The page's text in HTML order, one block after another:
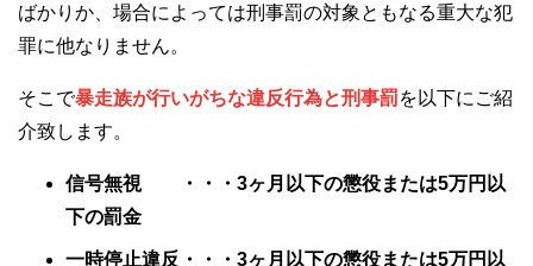
ばかりか、場合によっては刑事罰の対象ともなる重大な犯
罪に他なりません。
そこで暴走族が行いがちな違反行為と刑事罰を以下にご紹
介致します。
信号無視 ・・・3ヶ月以下の懲役または5万円以
下の罰金
一時停止違反・・・3ヶ月以下の懲役または5万円以